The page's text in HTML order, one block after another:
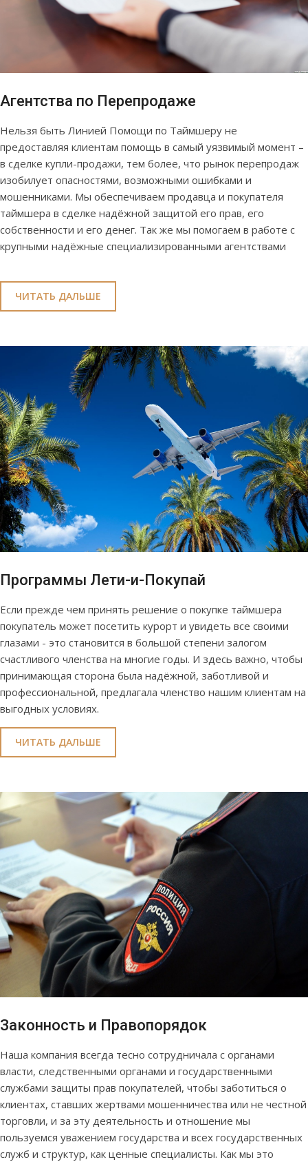
Агентства по Перепродаже
Нельзя быть Линией Помощи по Таймшеру не
предоставляя клиентам помощь в самый уязвимый момент –
в сделке купли-продажи, тем более, что рынок перепродаж
изобилует опасностями, возможными ошибками и
мошенниками. Мы обеспечиваем продавца и покупателя
таймшера в сделке надёжной защитой его прав, его
собственности и его денег. Так же мы помогаем в работе с
крупными надёжные специализированными агентствами
ЧИТАТЬ ДАЛЬШЕ
Программы Лети-и-Покупай
Если прежде чем принять решение о покупке таймшера
покупатель может посетить курорт и увидеть все своими
глазами - это становится в большой степени залогом
счастливого членства на многие годы. И здесь важно, чтобы
принимающая сторона была надёжной, заботливой и
профессиональной, предлагала членство нашим клиентам на
выгодных условиях.
ЧИТАТЬ ДАЛЬШЕ
Законность и Правопорядок
Наша компания всегда тесно сотрудничала с органами
власти, следственными органами и государственными
службами защиты прав покупателей, чтобы заботиться о
клиентах, ставших жертвами мошенничества или не честной
торговли, и за эту деятельность и отношение мы
пользуемся уважением государства и всех государственных
служб и структур, как ценные специалисты. Как мы это